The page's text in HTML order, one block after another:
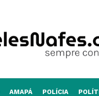
AMAPÁ POLÍCIA